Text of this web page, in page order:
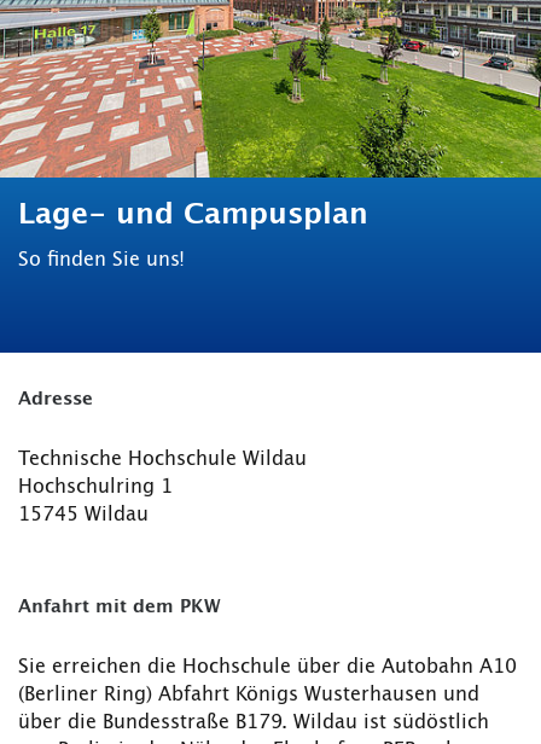
BESCHÄFTIGTE
Blogs Kontakt und Anfahrt Webmail Moodle
TH Online-Portal Personensuche English
Lage- und Campusplan
So finden Sie uns!
Adresse
Technische Hochschule Wildau
Hochschulring 1
15745 Wildau
Anfahrt mit dem PKW
Sie erreichen die Hochschule über die Autobahn A10
(Berliner Ring) Abfahrt Königs Wusterhausen und
über die Bundesstraße B179. Wildau ist südöstlich